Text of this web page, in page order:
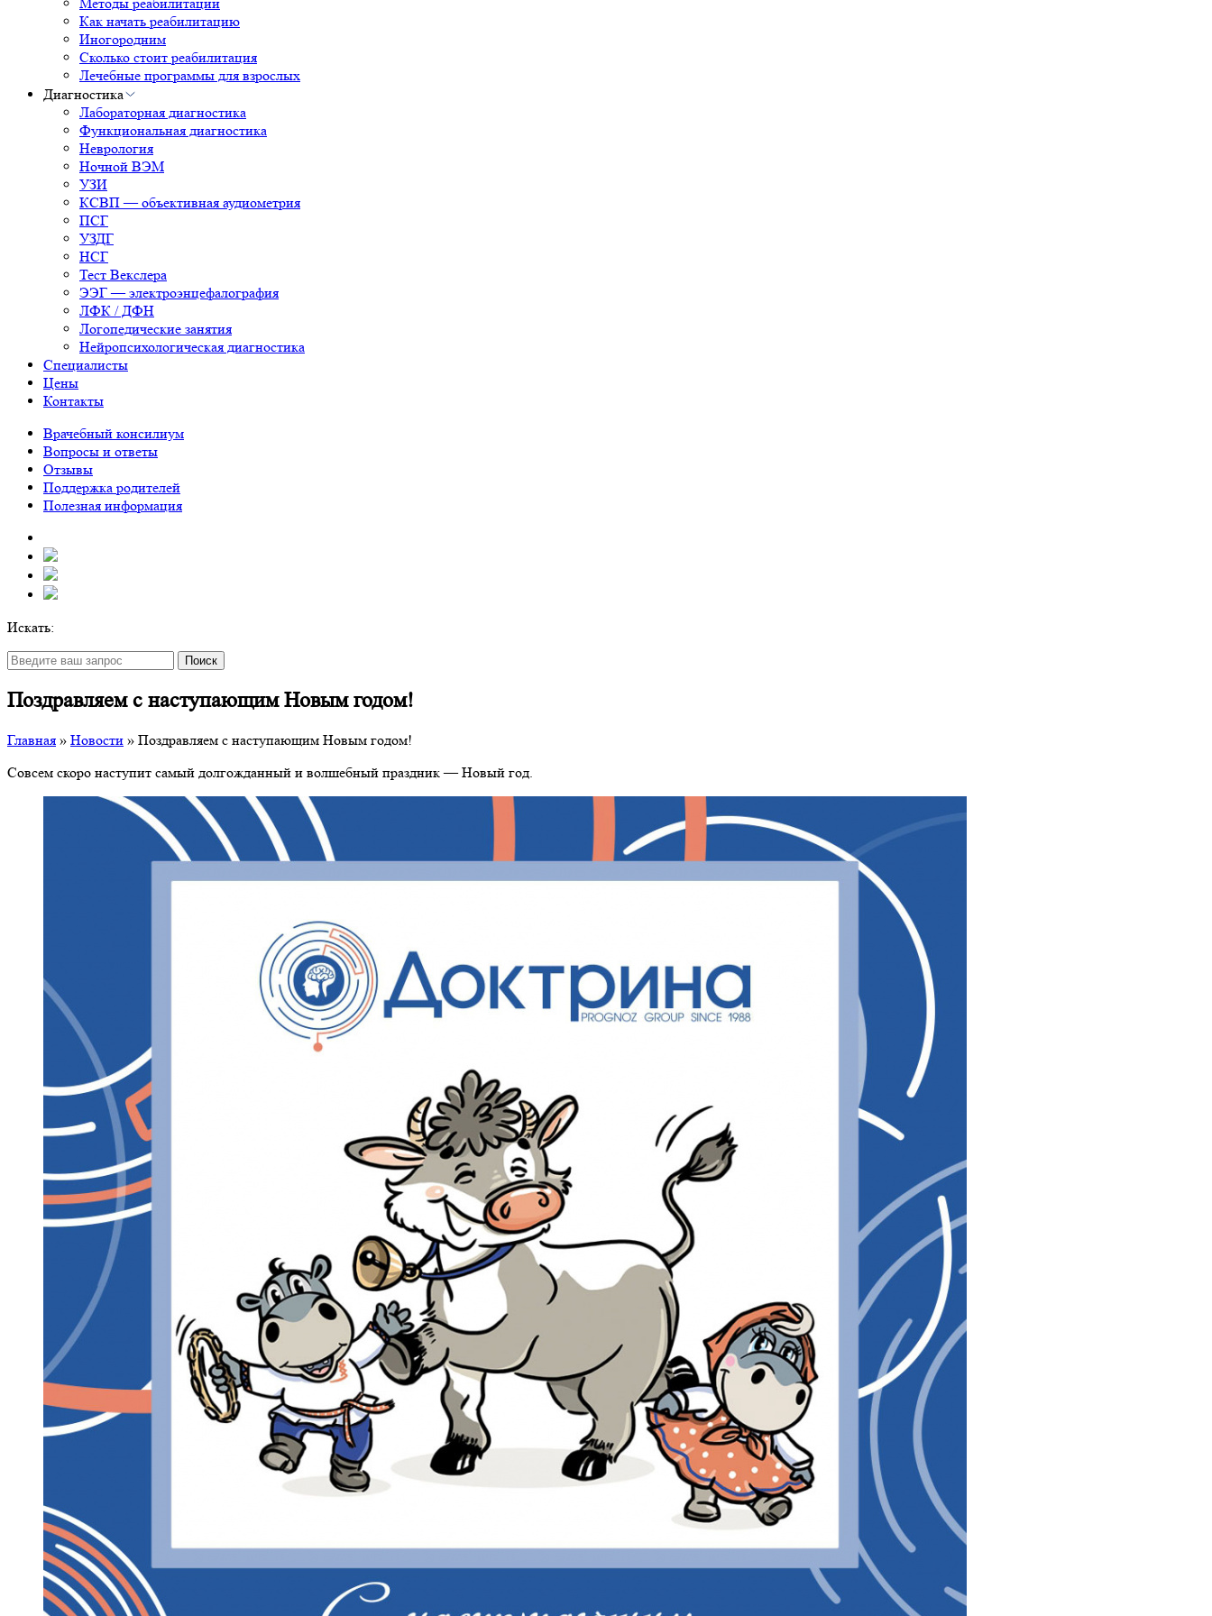
Как начать реабилитацию
Иногородним
Сколько стоит реабилитация
Лечебные программы для взрослых
Диагностика
Лабораторная диагностика
Функциональная диагностика
Неврология
Ночной ВЭМ
УЗИ
КСВП — объективная аудиометрия
ПСГ
УЗДГ
НСГ
Тест Векслера
ЭЭГ — электроэнцефалография
ЛФК / ДФН
Логопедические занятия
Нейропсихологическая диагностика
Специалисты
Цены
Контакты
Врачебный консилиум
Вопросы и ответы
Отзывы
Поддержка родителей
Полезная информация
Искать:
Поиск
Поздравляем с наступающим Новым годом!
Главная » Новости » Поздравляем с наступающим Новым годом!
Совсем скоро наступит самый долгожданный и волшебный праздник — Новый год.